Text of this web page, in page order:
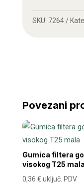
T25
količina
SKU: 7264
Povezani
Gumica filtera
visokog T25 mala
0,36 € uključ. PDV